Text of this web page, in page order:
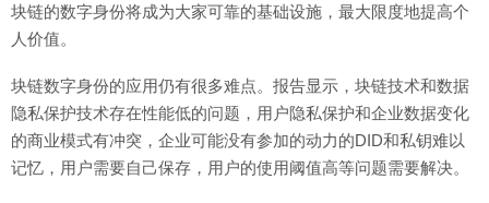
块链的数字身份将成为大家可靠的基础设施，最大限度地提高个
人价值。
块链数字身份的应用仍有很多难点。报告显示，块链技术和数据
隐私保护技术存在性能低的问题，用户隐私保护和企业数据变化
的商业模式有冲突，企业可能没有参加的动力的DID和私钥难以
记忆，用户需要自己保存，用户的使用阈值高等问题需要解决。